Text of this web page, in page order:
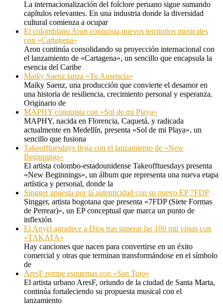
La internacionalización del folclore peruano sigue sumando
capítulos relevantes. En una industria donde la diversidad
cultural comienza a ocupar
El colombiano Aron conquista nuevos territorios musicales
con «Cartagena»
Aron continúa consolidando su proyección internacional con
el lanzamiento de «Cartagena», un sencillo que encapsula la
esencia del Caribe
Maiky Saenz lanza «Tu Ausencia»
Maiky Saenz, una producción que convierte el desamor en
una historia de resiliencia, crecimiento personal y esperanza.
Originario de
MAPHY conquista con «Sol de mi Playa»
MAPHY, nacida en Florencia, Caquetá, y radicada
actualmente en Medellín, presenta «Sol de mi Playa», un
sencillo que fusiona
Takeofftuesdays llega con el lanzamiento de «New
Beginnings»
El artista colombo-estadounidense Takeofftuesdays presenta
«New Beginnings», un álbum que representa una nueva etapa
artística y personal, donde la
Singger apuesta por la autenticidad con su nuevo EP 7FDP
Singger, artista bogotana que presenta «7FDP (Siete Formas
de Perrear)», un EP conceptual que marca un punto de
inflexión
El Anyel agradece a Dios tras superar las 100 mil vistas con
«TAKATA»
Hay canciones que nacen para convertirse en un éxito
comercial y otras que terminan transformándose en el símbolo
de
AresF rompe esquemas con «San Toto»
El artista urbano AresF, oriundo de la ciudad de Santa Marta,
continúa fortaleciendo su propuesta musical con el
lanzamiento